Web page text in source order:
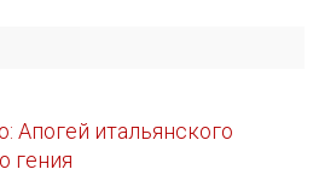
Апогей итальянского
гения